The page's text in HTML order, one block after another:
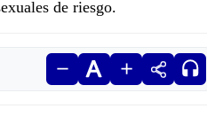
de riesgo.